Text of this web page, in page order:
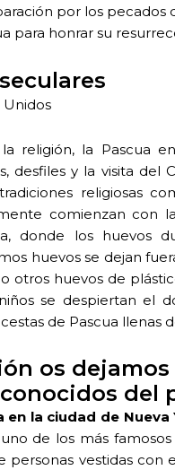
por los pecados
para honrar su
religión, la Pascua
desfiles y la visita del
religiosas
comienzan
donde los huevos
huevos se dejan
otros huevos de
se despiertan el
de Pascua llenas
os
del
en la ciudad de Nueva
de los más
personas vestidas con